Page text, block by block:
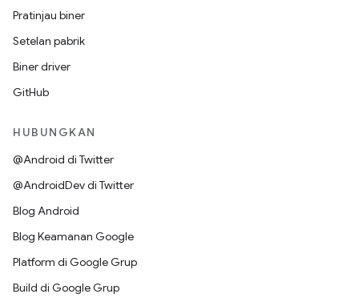
Pratinjau biner
Setelan pabrik
Biner driver
GitHub
HUBUNGKAN
@Android di Twitter
@AndroidDev di Twitter
Blog Android
Blog Keamanan Google
Platform di Google Grup
Build di Google Grup